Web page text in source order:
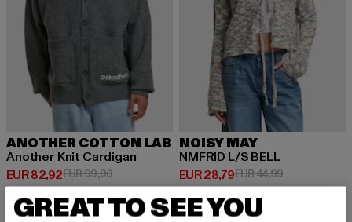
ANOTHER COTTON LAB
Another Knit Cardigan
EUR 82,92
Huidige prijs: EUR 82,92
EUR 99,90Actieprijs: EUR 99,90
NOISY MAY
NMFRID L/S BELL
EUR 28,79
Huidige prijs: EUR 28,79
EUR 44,99Actieprijs:
GREAT TO SEE YOU